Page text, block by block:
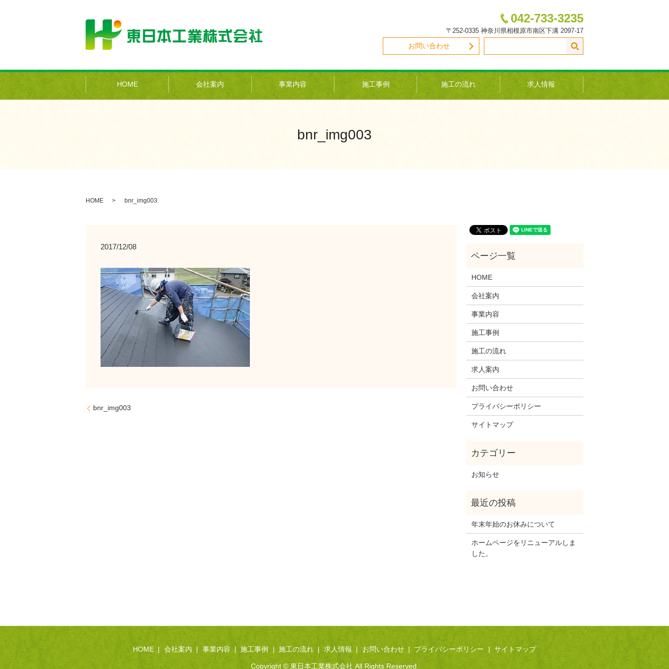
042-733-3235
〒252-0335 神奈川県相模原市南区下溝 2097-17
HOME 会社案内 事業内容 施工事例 施工の流れ 求人情報
お問い合わせ
bnr_img003
HOME bnr_img003
2017/12/08
bnr_img003
HOME
会社案内
事業内容
施工事例
施工の流れ
求人案内
お問い合わせ
プライバシーポリシー
サイトマップ
お知らせ
年末年始のお休みについて
ホームページをリニューアルしま
した。
HOME 会社案内 事業内容 施工事例 施工の流れ 求人情報 お問い合わせ プライバシーポリシー サイトマップ
Copyright © 東日本工業株式会社 All Rights Reserved.